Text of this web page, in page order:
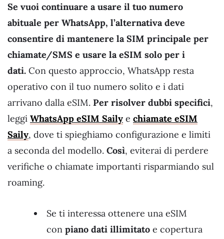
Se vuoi continuare a usare il tuo numero
abituale per WhatsApp, l’alternativa deve
consentire di mantenere la SIM principale per
chiamate/SMS e usare la eSIM solo per i
dati. Con questo approccio, WhatsApp resta
operativo con il tuo numero solito e i dati
arrivano dalla eSIM. Per risolver dubbi specifici,
leggi WhatsApp eSIM Saily e chiamate eSIM
Saily, dove ti spieghiamo configurazione e limiti
a seconda del modello. Così, eviterai di perdere
verifiche o chiamate importanti risparmiando sul
roaming.
Se ti interessa ottenere una eSIM
con piano dati illimitato e copertura